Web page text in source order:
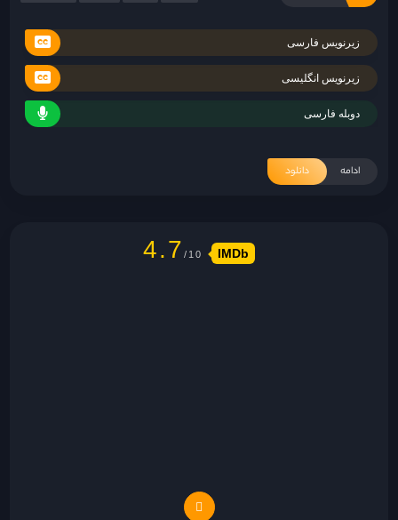
زیرنویس فارسی
زیرنویس انگلیسی
دوبله فارسی
ادامه دانلود
4.7 IMDb